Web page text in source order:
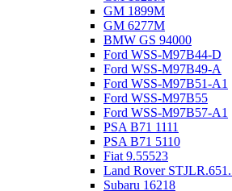
GM 1899M
GM 6277M
BMW GS 94000
Ford WSS-M97B44-D
Ford WSS-M97B49-A
Ford WSS-M97B51-A1
Ford WSS-M97B55
Ford WSS-M97B57-A1
PSA B71 1111
PSA B71 5110
Fiat 9.55523
Land Rover
Subaru 16218